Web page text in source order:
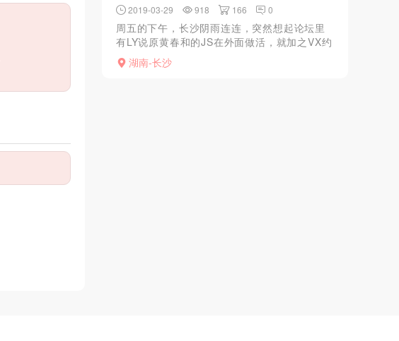
2019-03-29 918 166 0
周五的下午，长沙阴雨连连，突然想起论坛里
有LY说原黄春和的JS在外面做活，就加之VX约
之，到达地点后得知JS有LY在不方便，推荐另
一位姐妹，本L不想找其他JS，也知道原黄春和
湖南-长沙